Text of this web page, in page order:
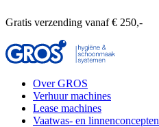
Gratis verzending vanaf € 250,-
Over GROS
Verhuur machines
Lease machines
Vaatwas- en linnenconcepten